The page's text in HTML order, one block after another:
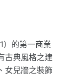
）的第一商業
古典風格之建
女兒牆之裝飾